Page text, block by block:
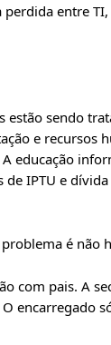
entre
estão sendo
e recursos
educação
IPTU e
é não
com pais. A
encarregado